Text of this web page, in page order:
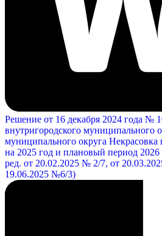
Решение от 16 декабря 2024 года №
внутригородского муниципального
муниципального округа Некрасовка
на 2025 год и плановый период 2026
ред. от 20.02.2025 № 2/7, от
19.06.2025 №6/3)